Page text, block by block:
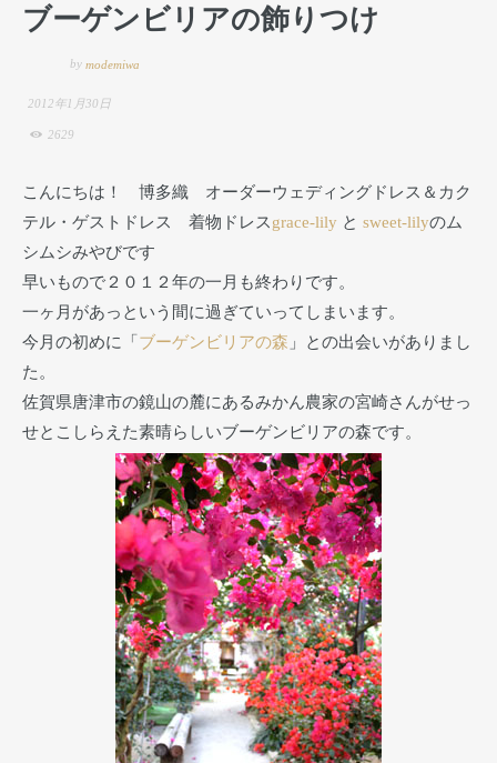
ブーゲンビリアの飾りつけ
by modemiwa
2012年1月30日
2629
こんにちは！ 博多織 オーダーウェディングドレス＆カク
テル・ゲストドレス 着物ドレスgrace-lily と sweet-lilyのム
シムシみやびです
早いもので２０１２年の一月も終わりです。
一ヶ月があっという間に過ぎていってしまいます。
今月の初めに「ブーゲンビリアの森 」との出会いがありまし
た。
佐賀県唐津市の鏡山の麓にあるみかん農家の宮崎さんがせっ
せとこしらえた素晴らしいブーゲンビリアの森です。